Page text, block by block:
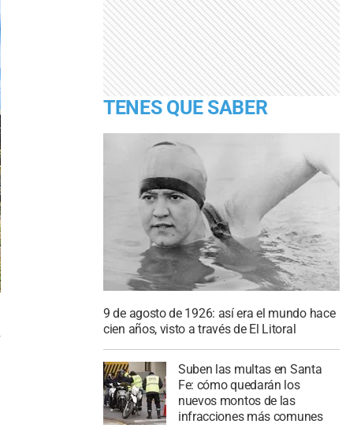
TENES QUE SABER
9 de agosto de 1926: así era el mundo hace
cien años, visto a través de El Litoral
Suben las multas en Santa
Fe: cómo quedarán los
nuevos montos de las
infracciones más comunes